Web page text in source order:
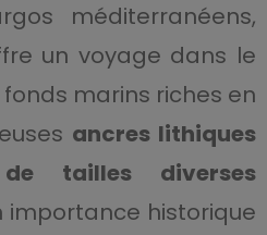
méditerranéens,
un voyage dans le
marins riches en
ancres lithiques
tailles diverses
historique